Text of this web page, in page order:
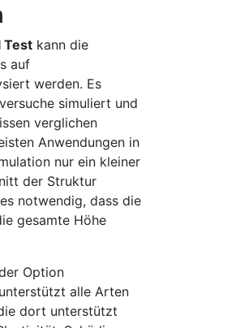
Test kann die
auf
werden. Es
simuliert und
verglichen
Anwendungen in
nur ein kleiner
der Struktur
notwendig, dass die
gesamte Höhe
Option
alle Arten
dort unterstützt